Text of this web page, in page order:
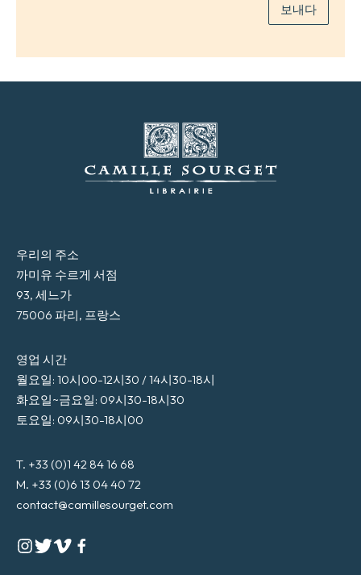
보내다
우리의 주소
까미유 수르게 서점
93, 세느가
75006 파리, 프랑스
영업 시간
월요일: 10시00-12시30 / 14시30-18시
화요일~금요일: 09시30-18시30
토요일: 09시30-18시00
T. +33 (0)1 42 84 16 68
M. +33 (0)6 13 04 40 72
contact@camillesourget.com